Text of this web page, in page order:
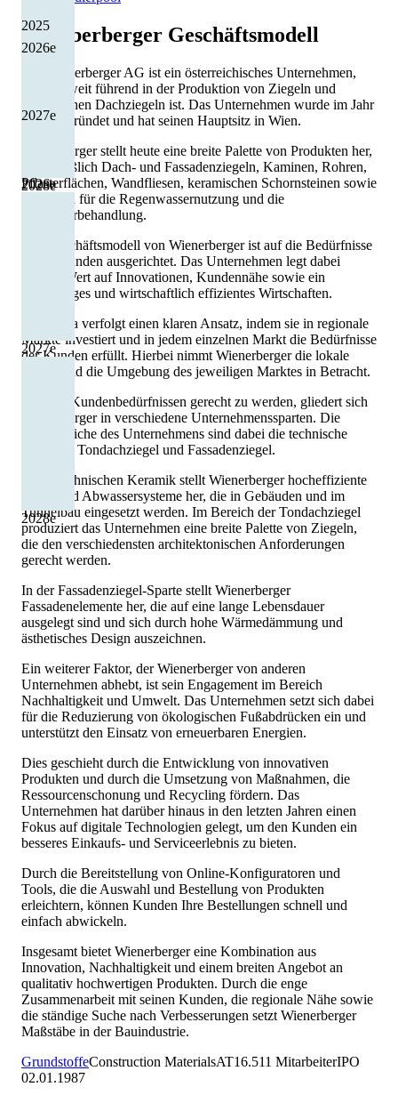
2025
2026e
2027e
2028e
2026e
2027e
2028e
Wienberberger Geschäftsmodell
Die Wienerberger AG ist ein österreichisches Unternehmen,
das weltweit führend in der Produktion von Ziegeln und
keramischen Dachziegeln ist. Das Unternehmen wurde im Jahr
1819 gegründet und hat seinen Hauptsitz in Wien.
Wienerberger stellt heute eine breite Palette von Produkten her,
einschließlich Dach- und Fassadenziegeln, Kaminen, Rohren,
Pflasterflächen, Wandfliesen, keramischen Schornsteinen sowie
Systemen für die Regenwassernutzung und die
Abwasserbehandlung.
Das Geschäftsmodell von Wienerberger ist auf die Bedürfnisse
seiner Kunden ausgerichtet. Das Unternehmen legt dabei
großen Wert auf Innovationen, Kundennähe sowie ein
nachhaltiges und wirtschaftlich effizientes Wirtschaften.
Die Firma verfolgt einen klaren Ansatz, indem sie in regionale
Märkte investiert und in jedem einzelnen Markt die Bedürfnisse
der Kunden erfüllt. Hierbei nimmt Wienerberger die lokale
Kultur und die Umgebung des jeweiligen Marktes in Betracht.
Um den Kundenbedürfnissen gerecht zu werden, gliedert sich
Wienerberger in verschiedene Unternehmenssparten. Die
Kernbereiche des Unternehmens sind dabei die technische
Keramik, Tondachziegel und Fassadenziegel.
In der technischen Keramik stellt Wienerberger hocheffiziente
Rohr- und Abwassersysteme her, die in Gebäuden und im
Tunnelbau eingesetzt werden. Im Bereich der Tondachziegel
produziert das Unternehmen eine breite Palette von Ziegeln,
die den verschiedensten architektonischen Anforderungen
gerecht werden.
In der Fassadenziegel-Sparte stellt Wienerberger
Fassadenelemente her, die auf eine lange Lebensdauer
ausgelegt sind und sich durch hohe Wärmedämmung und
ästhetisches Design auszeichnen.
Ein weiterer Faktor, der Wienerberger von anderen
Unternehmen abhebt, ist sein Engagement im Bereich
Nachhaltigkeit und Umwelt. Das Unternehmen setzt sich dabei
für die Reduzierung von ökologischen Fußabdrücken ein und
unterstützt den Einsatz von erneuerbaren Energien.
Dies geschieht durch die Entwicklung von innovativen
Produkten und durch die Umsetzung von Maßnahmen, die
Ressourcenschonung und Recycling fördern. Das
Unternehmen hat darüber hinaus in den letzten Jahren einen
Fokus auf digitale Technologien gelegt, um den Kunden ein
besseres Einkaufs- und Serviceerlebnis zu bieten.
Durch die Bereitstellung von Online-Konfiguratoren und
Tools, die die Auswahl und Bestellung von Produkten
erleichtern, können Kunden Ihre Bestellungen schnell und
einfach abwickeln.
Insgesamt bietet Wienerberger eine Kombination aus
Innovation, Nachhaltigkeit und einem breiten Angebot an
qualitativ hochwertigen Produkten. Durch die enge
Zusammenarbeit mit seinen Kunden, die regionale Nähe sowie
die ständige Suche nach Verbesserungen setzt Wienerberger
Maßstäbe in der Bauindustrie.
GrundstoffeConstruction MaterialsAT16.511 MitarbeiterIPO
02.01.1987